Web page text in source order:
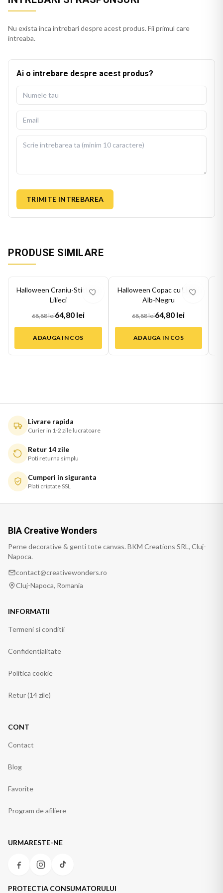
Nu exista inca intrebari despre acest produs. Fii primul care
intreaba.
Ai o intrebare despre acest produs?
TRIMITE INTREBAREA
PRODUSE SIMILARE
6%
Halloween Craniu-Sticla cu
Lilieci
68,88 lei64,80 lei
ADAUGA IN COS
6%
Halloween Copac cu Lilieci
Alb-Negru
68,88 lei64,80 lei
ADAUGA IN COS
Livrare rapida
Curier in 1-2 zile lucratoare
Retur 14 zile
Poti returna simplu
Cumperi in siguranta
Plati criptate SSL
BIA Creative Wonders
Perne decorative & genti tote canvas. BKM Creations SRL, Cluj-
Napoca.
contact@creativewonders.ro
Cluj-Napoca, Romania
INFORMATII
Termeni si conditii
Confidentialitate
Politica cookie
Retur (14 zile)
CONT
Contact
Blog
Favorite
Program de afiliere
URMARESTE-NE
PROTECTIA CONSUMATORULUI